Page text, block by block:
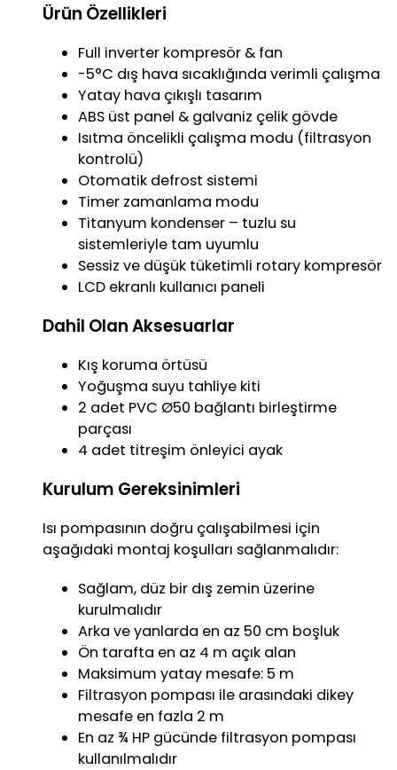
Ürün Özellikleri
Full inverter kompresör & fan
-5°C dış hava sıcaklığında verimli çalışma
Yatay hava çıkışlı tasarım
ABS üst panel & galvaniz çelik gövde
Isıtma öncelikli çalışma modu (filtrasyon
kontrolü)
Otomatik defrost sistemi
Timer zamanlama modu
Titanyum kondenser – tuzlu su
sistemleriyle tam uyumlu
Sessiz ve düşük tüketimli rotary kompresör
LCD ekranlı kullanıcı paneli
Dahil Olan Aksesuarlar
Kış koruma örtüsü
Yoğuşma suyu tahliye kiti
2 adet PVC Ø50 bağlantı birleştirme
parçası
4 adet titreşim önleyici ayak
Kurulum Gereksinimleri
Isı pompasının doğru çalışabilmesi için
aşağıdaki montaj koşulları sağlanmalıdır:
Sağlam, düz bir dış zemin üzerine
kurulmalıdır
Arka ve yanlarda en az 50 cm boşluk
Ön tarafta en az 4 m açık alan
Maksimum yatay mesafe: 5 m
Filtrasyon pompası ile arasındaki dikey
mesafe en fazla 2 m
En az ¾ HP gücünde filtrasyon pompası
kullanılmalıdır